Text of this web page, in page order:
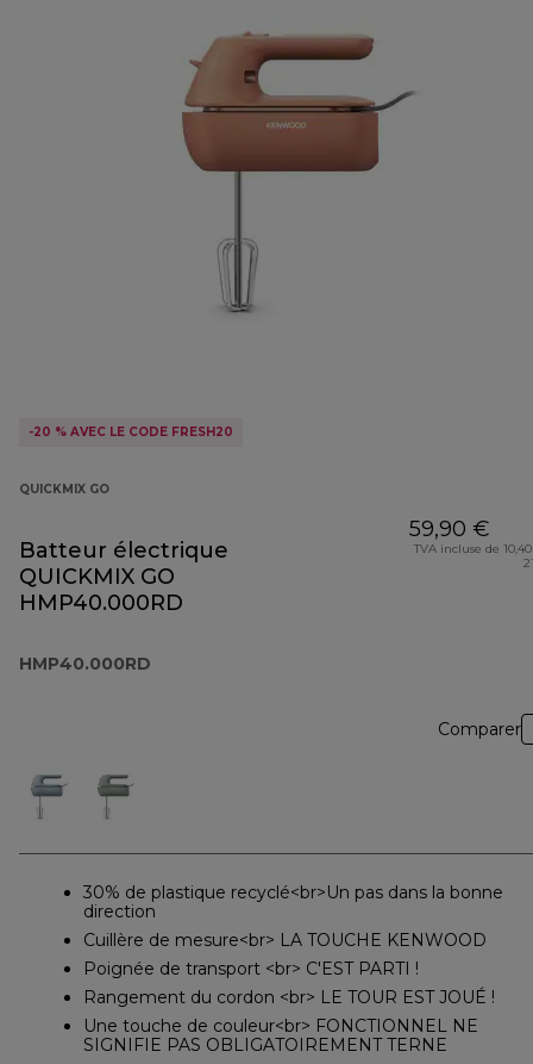
-20 % AVEC LE CODE FRESH20
QUICKMIX GO
Batteur électrique
QUICKMIX GO
HMP40.000RD
HMP40.000RD
59,90 €
TVA incluse de
Comparer
30% de plastique recyclé<br>Un pas dans la bonne
direction
Cuillère de mesure<br> LA TOUCHE KENWOOD
Poignée de transport <br> C'EST PARTI !
Rangement du cordon <br> LE TOUR EST JOUÉ !
Une touche de couleur<br> FONCTIONNEL NE
SIGNIFIE PAS OBLIGATOIREMENT TERNE